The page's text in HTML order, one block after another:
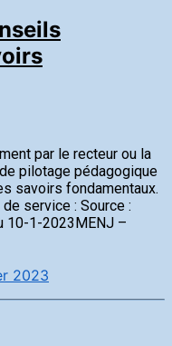
par le recteur ou la
pilotage pédagogique
savoirs fondamentaux.
service : Source :
10-1-2023MENJ –
2023